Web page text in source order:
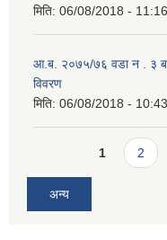
मिति: 06/08/2018 - 11:16
आ.ब. २०७५/७६ वडा न . ३ बाट
विवरण
मिति: 06/08/2018 - 10:43
Pages1 2
अन्य